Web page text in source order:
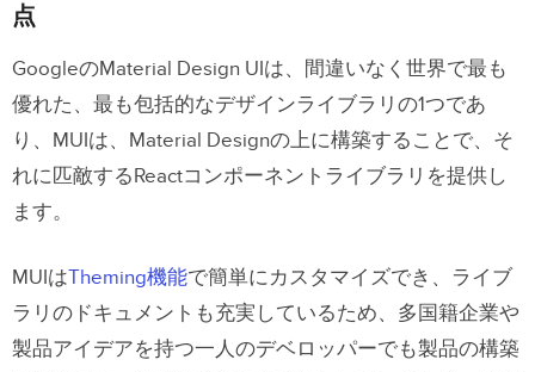
点
GoogleのMaterial Design UIは、間違いなく世界で最も
優れた、最も包括的なデザインライブラリの1つであ
り、MUIは、Material Designの上に構築することで、そ
れに匹敵するReactコンポーネントライブラリを提供し
ます。
MUIはTheming機能で簡単にカスタマイズでき、ライブ
ラリのドキュメントも充実しているため、多国籍企業や
製品アイデアを持つ一人のデベロッパーでも製品の構築